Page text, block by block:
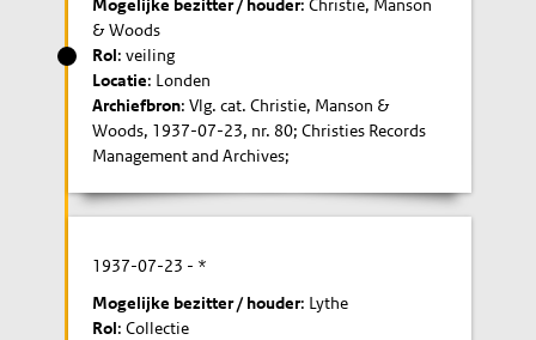
Mogelijke bezitter / houder: Christie, Manson
& Woods
Rol: veiling
Locatie: Londen
Archiefbron: Vlg. cat. Christie, Manson &
Woods, 1937-07-23, nr. 80; Christies Records
Management and Archives;
1937-07-23 - *
Mogelijke bezitter / houder: Lythe
Rol: Collectie